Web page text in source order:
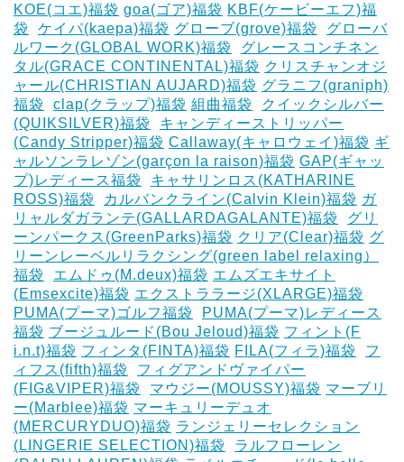
KOE(コエ)福袋 goa(ゴア)福袋 KBF(ケービーエフ)福
袋
ケイパ(kaepa)福袋 グローブ(grove)福袋
グローバ
ルワーク(GLOBAL WORK)福袋
グレースコンチネン
タル(GRACE CONTINENTAL)福袋 クリスチャンオジ
ャール(CHRISTIAN AUJARD)福袋 グラニフ(graniph)
福袋
clap(クラップ)福袋 組曲福袋
クイックシルバー
(QUIKSILVER)福袋
キャンディーストリッパー
(Candy Stripper)福袋 Callaway(キャロウェイ)福袋 ギ
ャルソンラレゾン(garçon la raison)福袋 GAP(ギャッ
プ)レディース福袋
キャサリンロス(KATHARINE
ROSS)福袋
カルバンクライン(Calvin Klein)福袋 ガ
リャルダガランテ(GALLARDAGALANTE)福袋
グリ
ーンパークス(GreenParks)福袋 クリア(Clear)福袋 グ
リーンレーベルリラクシング(green label relaxing）
福袋
エムドゥ(M.deux)福袋 エムズエキサイト
(Emsexcite)福袋 エクストララージ(XLARGE)福袋
PUMA(プーマ)ゴルフ福袋
PUMA(プーマ)レディース
福袋 ブージュルード(Bou Jeloud)福袋 フィント(F
i.n.t)福袋 フィンタ(FINTA)福袋 ‎FILA(フィラ)福袋
フ
ィフス(fifth)福袋
フィグアンドヴァイパー
(FIG&VIPER)福袋
マウジー(MOUSSY)福袋 マーブリ
ー(Marblee)福袋 マーキュリーデュオ
(MERCURYDUO)福袋 ランジェリーセレクション
(LINGERIE SELECTION)福袋
ラルフローレン